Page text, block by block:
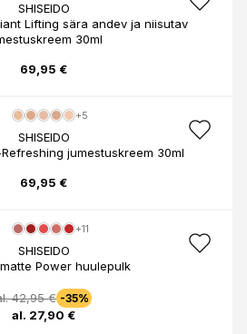
SHISEIDO
Lifting sära andev ja niisutav
30ml
69,95 €
+5
SHISEIDO
jumestuskreem 30ml
69,95 €
+11
SHISEIDO
Power huulepulk
42,95 € -35%
al. 27,90 €